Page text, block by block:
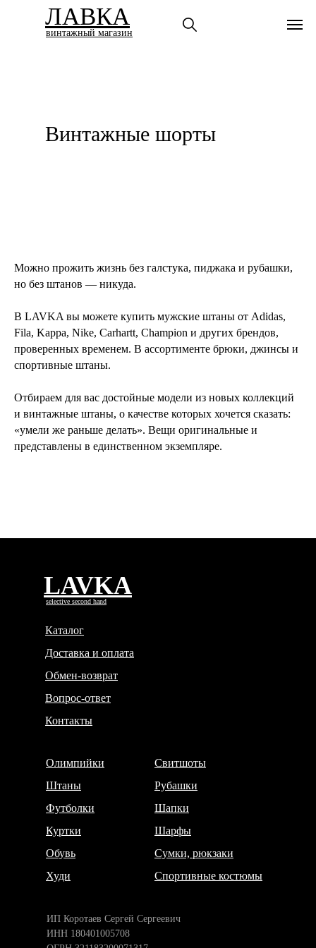
ЛАВКА
винтажный магазин
Винтажные шорты
Можно прожить жизнь без галстука, пиджака и рубашки,
но без штанов — никуда.
В LAVKA вы можете купить мужские штаны от Adidas,
Fila, Kappa, Nike, Carhartt, Champion и других брендов,
проверенных временем. В ассортименте брюки, джинсы и
спортивные штаны.
Отбираем для вас достойные модели из новых коллекций
и винтажные штаны, о качестве которых хочется сказать:
«умели же раньше делать». Вещи оригинальные и
представлены в единственном экземпляре.
LAVKA
selective second hand
ИП Коротаев Сергей Сергеевич
ИНН 180401005708
Каталог
Доставка и оплата
Обмен-возврат
Вопрос-ответ
Контакты
Свитшоты
Рубашки
Шапки
Шарфы
Сумки, рюкзаки
Спортивные костюмы
Олимпийки
Штаны
Футболки
Куртки
Обувь
Худи